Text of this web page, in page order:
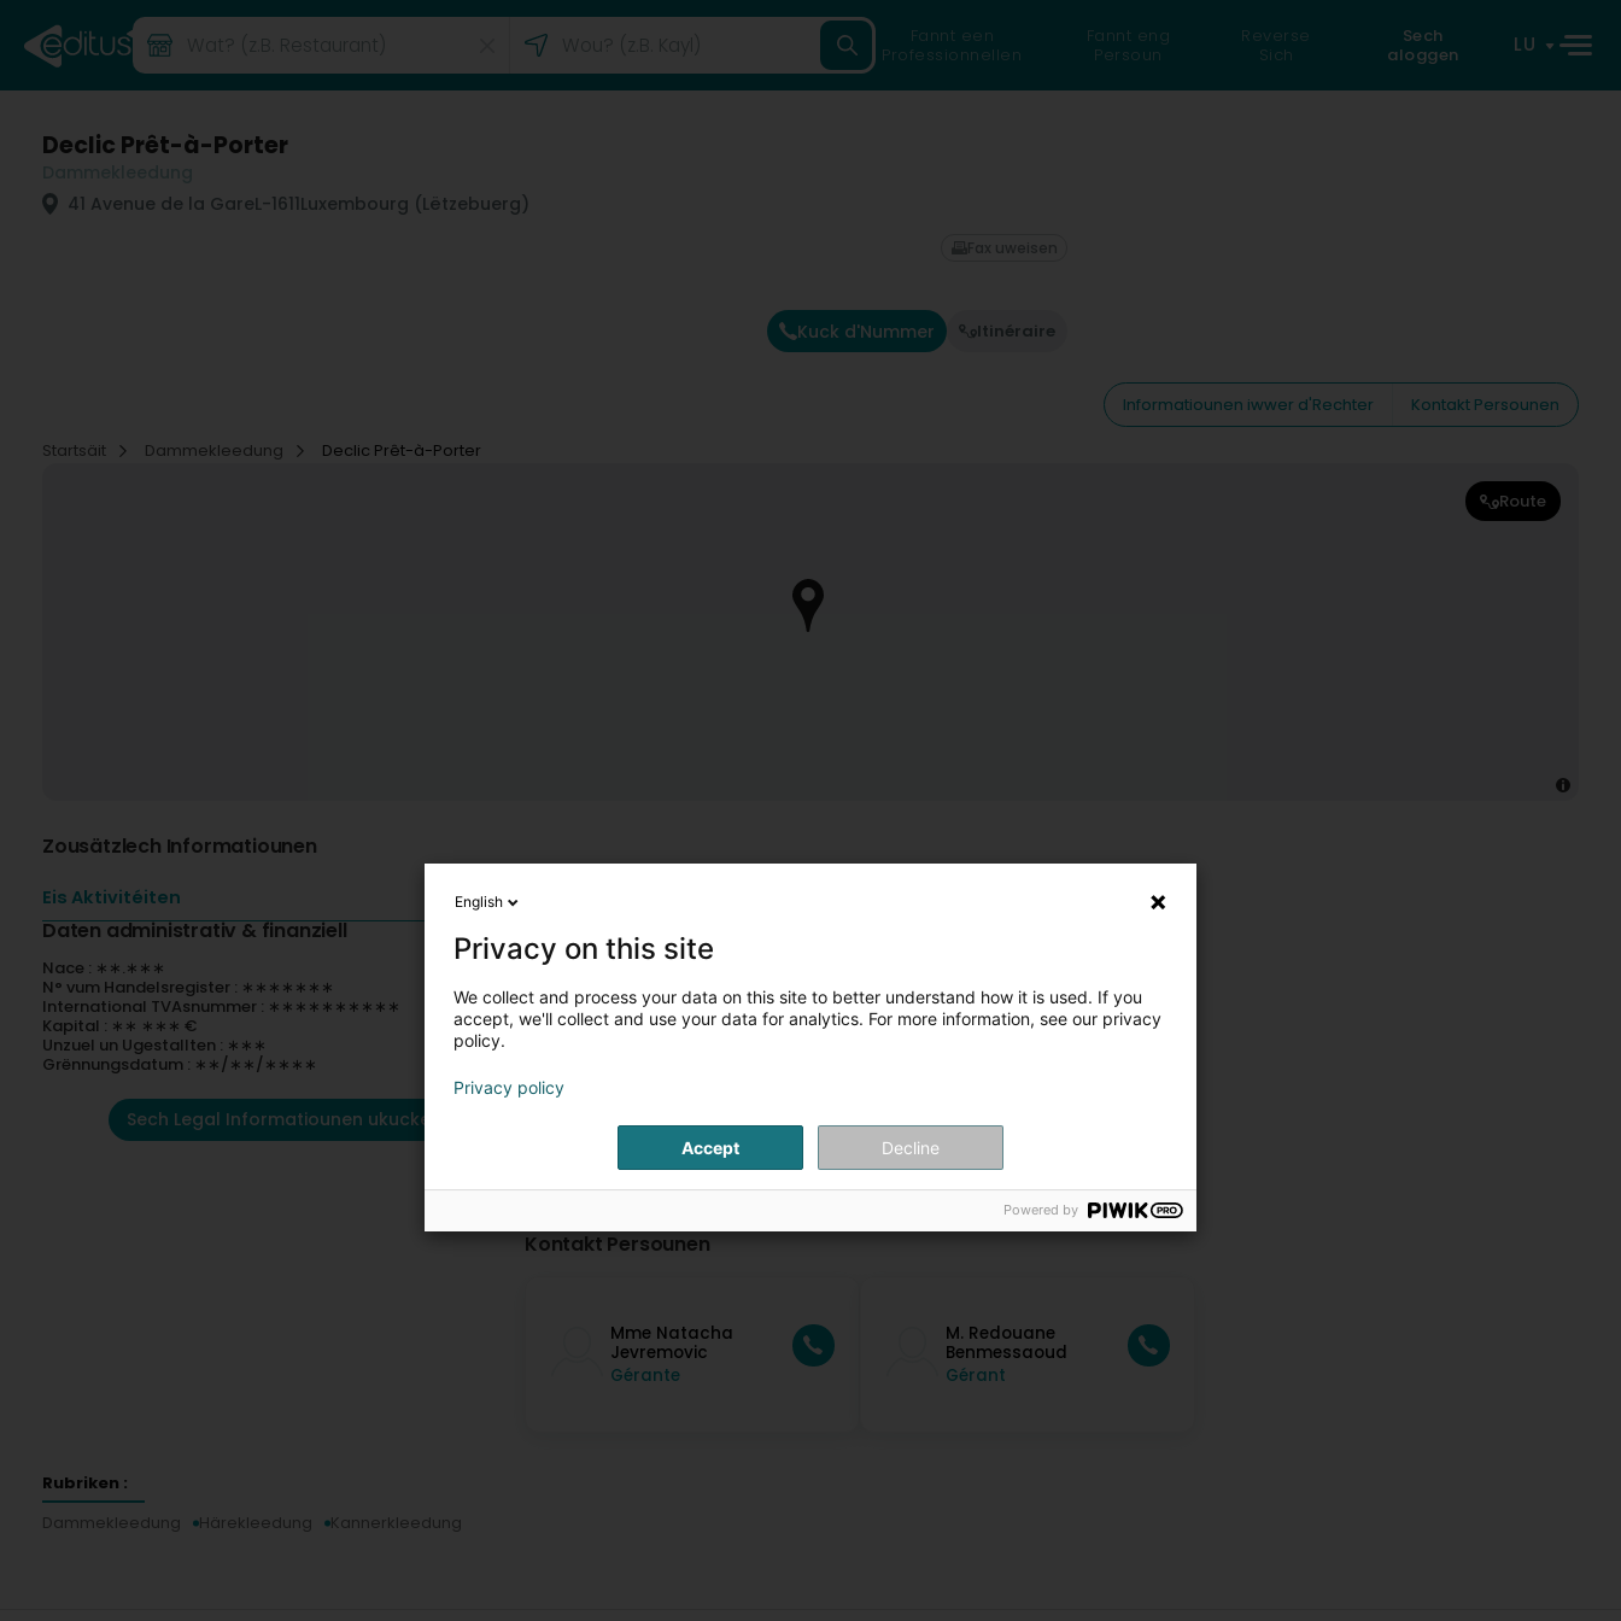
Fannt een
Professionnellen
Fannt eng
Persoun
Reverse
Sich
Sech
aloggen
LU
Declic Prêt-à-Porter
41 Avenue de la GareL-1611Luxembourg (Lëtzebuerg)
Kuck d'Nummer Itinéraire
Fax uweisen
Informatiounen iwwer d'Rechter
Kontakt Persounen
Startsäit
Dammekleedung Declic Prêt-à-Porter
Route
Zousätzlech Informatiounen
Eis Aktivitéiten
Daten administrativ & finanziell
Nace : ∗∗.∗∗∗
N° vum Handelsregister : ∗∗∗∗∗∗∗
International TVAsnummer : ∗∗∗∗∗∗∗∗∗∗
Kapital : ∗∗ ∗∗∗ €
Unzuel un Ugestallten : ∗∗∗
Grënnungsdatum : ∗∗/∗∗/∗∗∗∗
Sech Legal Informatiounen ukucken
Kontakt Persounen
Mme Natacha
Jevremovic
Gérante
M. Redouane
Benmessaoud
Gérant
Rubriken :
Dammekleedung
Härekleedung Kannerkleedung
English
Privacy on this site
We collect and process your data on this site to better understand how it is used. If you
accept, we'll collect and use your data for analytics. For more information, see our privacy
policy.
Privacy policy
Accept Decline
Powered by